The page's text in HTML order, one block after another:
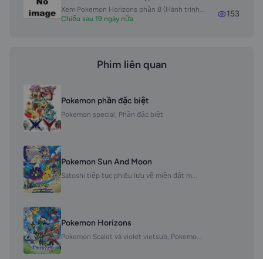
Xem Pokemon Horizons phần 8 (Hành trình...
Chiếu sau 19 ngày nữa
153
Phim liên quan
Pokemon phần đặc biệt
Pokemon special, Phần đặc biệt
Pokemon Sun And Moon
Satoshi tiếp tục phiêu lưu về miền đất m...
Pokemon Horizons
Pokemon Scalet và violet vietsub, Pokemo...